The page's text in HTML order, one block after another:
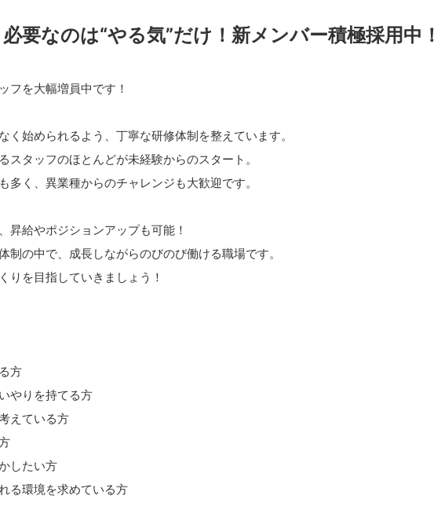
必要なのは“やる気”だけ！新メンバー積極採用中！
フを大幅増員中です！
く始められるよう、丁寧な研修体制を整えています。
スタッフのほとんどが未経験からのスタート。
多く、異業種からのチャレンジも大歓迎です。
昇給やポジションアップも可能！
制の中で、成長しながらのびのび働ける職場です。
りを目指していきましょう！
方
やりを持てる方
えている方
したい方
る環境を求めている方